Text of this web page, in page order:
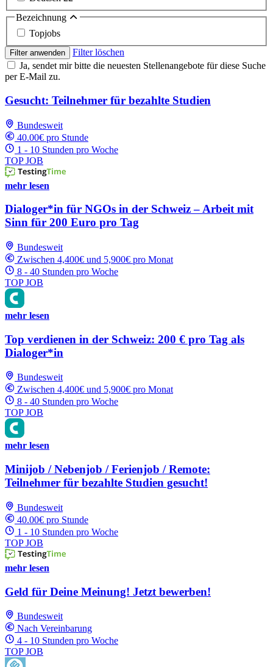
Bezeichnung
Topjobs
Filter anwenden
Filter löschen
Ja, sendet mir bitte die neuesten Stellenangebote für diese Suche
per E-Mail zu.
Gesucht: Teilnehmer für bezahlte Studien
Bundesweit
40.00€ pro Stunde
1 - 10 Stunden pro Woche
TOP JOB
mehr lesen
Dialoger*in für NGOs in der Schweiz – Arbeit mit
Sinn für 200 Euro pro Tag
Bundesweit
Zwischen 4,400€ und 5,900€ pro Monat
8 - 40 Stunden pro Woche
TOP JOB
mehr lesen
Top verdienen in der Schweiz: 200 € pro Tag als
Dialoger*in
Bundesweit
Zwischen 4,400€ und 5,900€ pro Monat
8 - 40 Stunden pro Woche
TOP JOB
mehr lesen
Minijob / Nebenjob / Ferienjob / Remote:
Teilnehmer für bezahlte Studien gesucht!
Bundesweit
40.00€ pro Stunde
1 - 10 Stunden pro Woche
TOP JOB
mehr lesen
Geld für Deine Meinung! Jetzt bewerben!
Bundesweit
Nach Vereinbarung
4 - 10 Stunden pro Woche
TOP JOB